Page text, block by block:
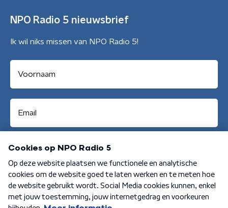
NPO Radio 5 nieuwsbrief
Ik wil niks missen van NPO Radio 5!
Aanmelden
Algemene voorwaarden